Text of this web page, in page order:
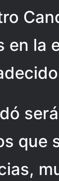
la
que